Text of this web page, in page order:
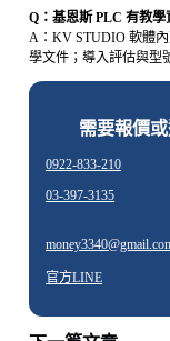
Q：基恩斯 PLC 有教學
A：KV STUDIO 軟體
學文件；導入評估與型
需要報價
0922-833-210
03-397-3135
官方LINE